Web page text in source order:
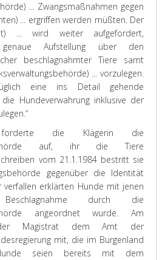
... Zwangsmaßnahmen gegen
... ergriffen werden müßten. Der
... wird weiter aufgefordert,
Aufstellung über den
beschlagnahmter Tiere samt
... vorzulegen.
eine ins Detail gehende
Hundeverwahrung inklusive der
die Klägerin die
auf, ihr die Tiere
vom 21.1.1984 bestritt sie
gegenüber die Identität
erklärten Hunde mit jenen
durch die
angeordnet wurde. Am
Magistrat dem Amt der
mit, die im Burgenland
Hunde seien bereits mit dem